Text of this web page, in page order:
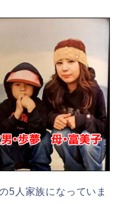
5人家族になっていま